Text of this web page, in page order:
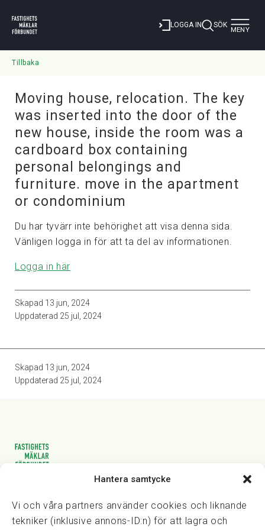
Hantera samtycke
Vi och våra partners använder cookies och liknande
tekniker (inklusive annons-ID:n) för att lagra och
LOGGA IN SÖK Toggle
MENY
Tillbaka
Moving house, relocation. The key
was inserted into the door of the
new house, inside the room was a
cardboard box containing
personal belongings and
furniture. move in the apartment
or condominium
Du har tyvärr inte behörighet att visa denna sida.
Vänligen logga in för att ta del av informationen.
Logga in här
Skapad 13 jun, 2024
Uppdaterad 25 jul, 2024
Skapad 13 jun, 2024
Uppdaterad 25 jul, 2024
Vasagatan 28, 111 20 Stockholm
kansli@fmf.se